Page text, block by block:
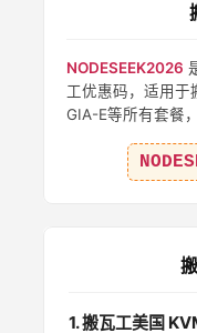
NODESEEK2026
工优惠码，适用于
GIA-E等所有套餐
1. 搬瓦工美国